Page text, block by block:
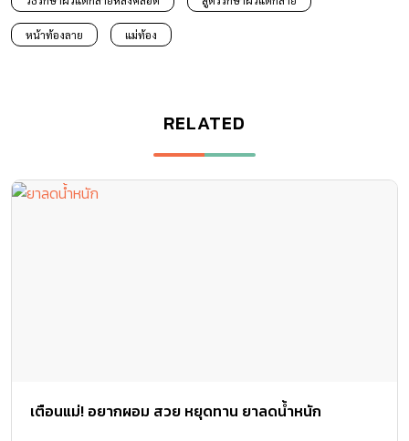
หน้าท้องลาย แม่ท้อง
RELATED
เตือนแม่! อยากผอม สวย หยุดทาน ยาลดน้ำหนัก